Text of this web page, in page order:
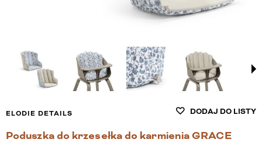
DODAJ DO LISTY
ELODIE DETAILS
Poduszka do krzesełka do karmienia GRACE